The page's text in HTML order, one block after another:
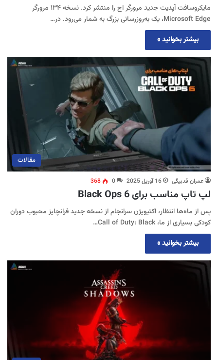
مایکروسافت آپدیت جدید مرورگر اج را منتشر کرد. نسخه ۱۳۴ مرورگر
Microsoft Edge، یک به‌روزرسانی بزرگ به شمار می‌رود. در…
بیشتر بخوانید »
مقالات
عمران قدبیگی 16 آوریل 2025 0
368
لپ تاپ مناسب برای Black Ops 6
پس از ماه‌ها انتظار، اکتیویژن سرانجام از نسخه جدید فرانچایز محبوب دوران
کودکی بسیاری از ما، Call of Duty: Black…
بیشتر بخوانید »